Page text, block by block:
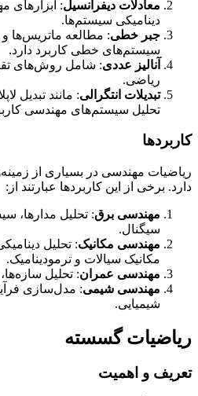
معادلات دیفرانسیل: ابزارهای
دینامیکی سیستم‌ها.
جبر خطی: مطالعه ماتریس‌ها و
سیستم‌های خطی کاربرد دارد.
آنالیز عددی: شامل روش‌های
ریاضی.
تبدیلات انتگرالی: مانند تبدیل
تحلیل سیستم‌های مهندسی
کاربردها
ریاضیات مهندسی در بسیاری از
دارد. برخی از این کاربردها عبارتند از:
مهندسی برق: تحلیل مدارها،
سیگنال.
مهندسی مکانیک: تحلیل
مکانیک سیالات و ترمودینامیک.
مهندسی عمران: تحلیل
مهندسی شیمی: مدل‌سازی
شیمیایی.
ریاضیات گسسته
تعریف و اهمیت